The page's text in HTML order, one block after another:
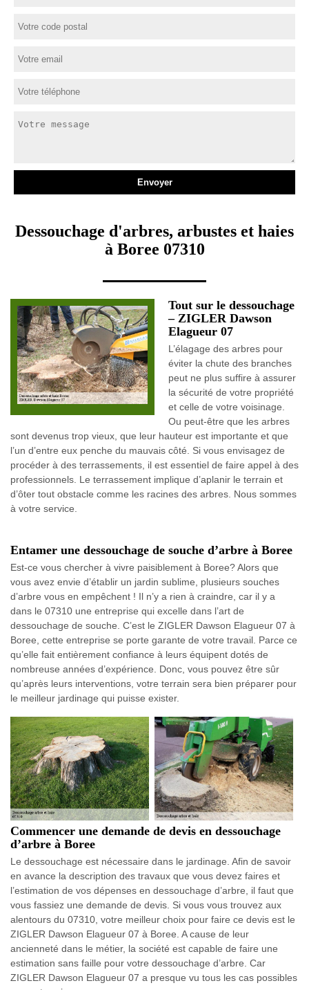
Dessouchage d'arbres, arbustes et haies
à Boree 07310
Tout sur le dessouchage
– ZIGLER Dawson
Elagueur 07
L’élagage des arbres pour
éviter la chute des branches
peut ne plus suffire à assurer
la sécurité de votre propriété
et celle de votre voisinage.
Ou peut-être que les arbres
sont devenus trop vieux, que leur hauteur est importante et que
l’un d’entre eux penche du mauvais côté. Si vous envisagez de
procéder à des terrassements, il est essentiel de faire appel à des
professionnels. Le terrassement implique d’aplanir le terrain et
d’ôter tout obstacle comme les racines des arbres. Nous sommes
à votre service.
Entamer une dessouchage de souche d’arbre à Boree
Est-ce vous chercher à vivre paisiblement à Boree? Alors que
vous avez envie d’établir un jardin sublime, plusieurs souches
d’arbre vous en empêchent ! Il n’y a rien à craindre, car il y a
dans le 07310 une entreprise qui excelle dans l’art de
dessouchage de souche. C’est le ZIGLER Dawson Elagueur 07 à
Boree, cette entreprise se porte garante de votre travail. Parce ce
qu’elle fait entièrement confiance à leurs équipent dotés de
nombreuse années d’expérience. Donc, vous pouvez être sûr
qu’après leurs interventions, votre terrain sera bien préparer pour
le meilleur jardinage qui puisse exister.
Commencer une demande de devis en dessouchage
d’arbre à Boree
Le dessouchage est nécessaire dans le jardinage. Afin de savoir
en avance la description des travaux que vous devez faires et
l’estimation de vos dépenses en dessouchage d’arbre, il faut que
vous fassiez une demande de devis. Si vous vous trouvez aux
alentours du 07310, votre meilleur choix pour faire ce devis est le
ZIGLER Dawson Elagueur 07 à Boree. A cause de leur
ancienneté dans le métier, la société est capable de faire une
estimation sans faille pour votre dessouchage d’arbre. Car
ZIGLER Dawson Elagueur 07 a presque vu tous les cas possibles